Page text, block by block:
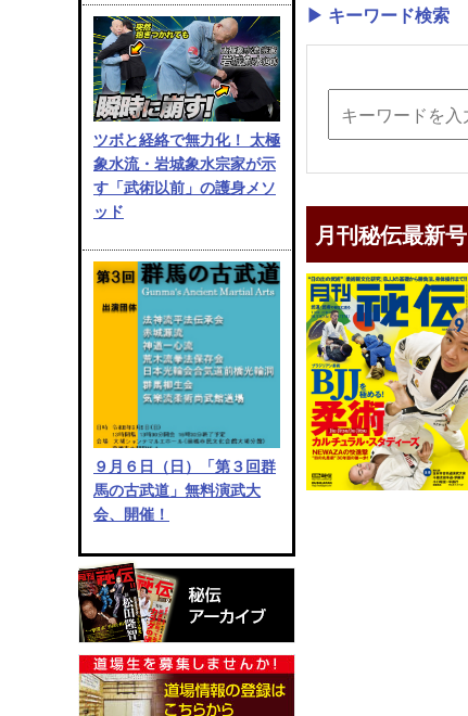
ツボと経絡で無力化！ 太極
象水流・岩城象水宗家が示
す「武術以前」の護身メソ
ッド
９月６日（日）「第３回群
馬の古武道」無料演武大
会、開催！
▶ キーワード検索
月刊秘伝最新号